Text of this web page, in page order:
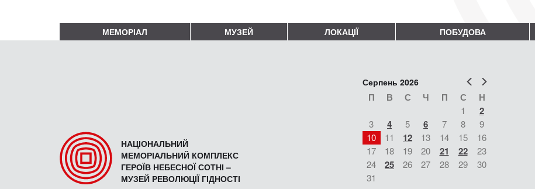
МЕМОРІАЛ МУЗЕЙ ЛОКАЦІЇ ПОБУДОВА
НАЦІОНАЛЬНИЙ
МЕМОРІАЛЬНИЙ КОМПЛЕКС
ГЕРОЇВ НЕБЕСНОЇ СОТНІ –
МУЗЕЙ РЕВОЛЮЦІЇ ГІДНОСТІ
Попер
Серпень 2026
П В С Ч П С Н
1 2
3 4 5 6 7 8
9
10
11 12 13 14 15
16
17
18 19 20 21 22
23
24
25 26 27 28 29
30
31